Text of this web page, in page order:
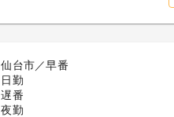
仙台市／早番
日勤
遅番
夜勤